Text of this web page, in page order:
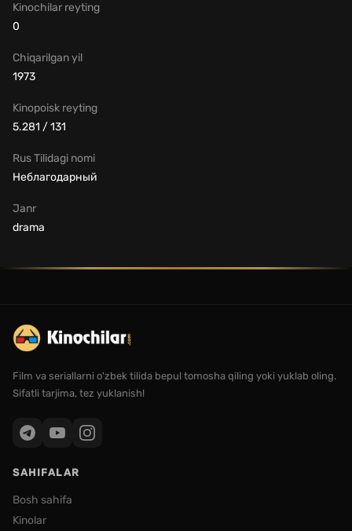
Rus Tilidagi nomi
Неблагодарный
Chiqarilgan yil
1973
Janr
drama
Kinopoisk reyting
5.281 / 131
Kinochilar reyting
0
Film va seriallarni o'zbek tilida bepul tomosha qiling yoki yuklab oling.
Sifatli tarjima, tez yuklanish!
SAHIFALAR
Bosh sahifa
Kinolar